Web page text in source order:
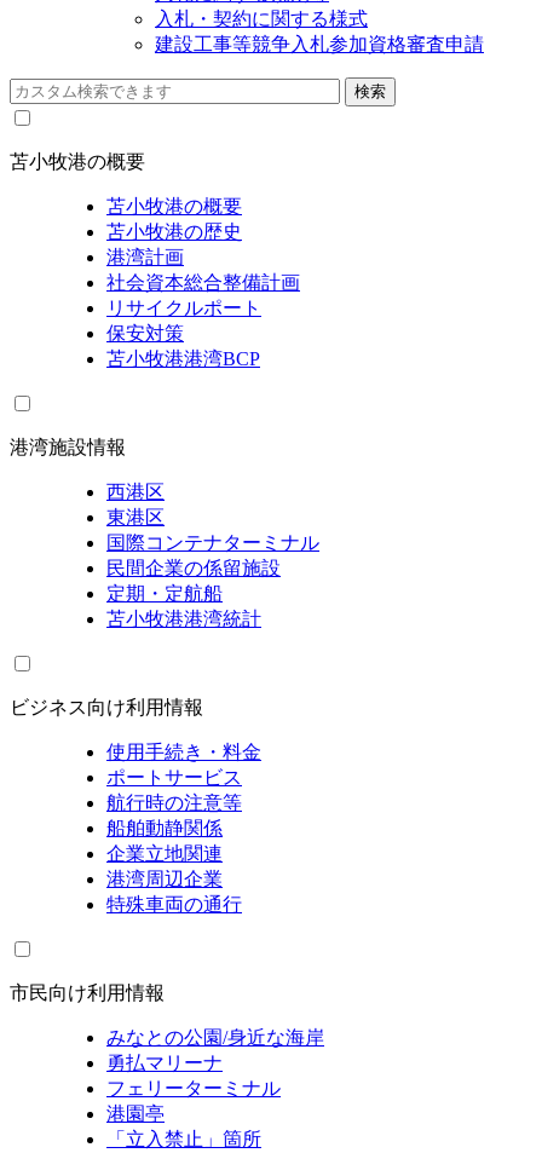
入札・契約に関する様式
建設工事等競争入札参加資格審査申請
苫小牧港の概要
苫小牧港の概要
苫小牧港の歴史
港湾計画
社会資本総合整備計画
リサイクルポート
保安対策
苫小牧港港湾BCP
港湾施設情報
西港区
東港区
国際コンテナターミナル
民間企業の係留施設
定期・定航船
苫小牧港港湾統計
ビジネス向け利用情報
使用手続き・料金
ポートサービス
航行時の注意等
船舶動静関係
企業立地関連
港湾周辺企業
特殊車両の通行
市民向け利用情報
みなとの公園/身近な海岸
勇払マリーナ
フェリーターミナル
港園亭
「立入禁止」箇所